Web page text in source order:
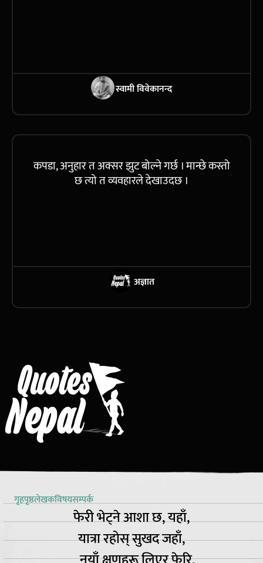
स्वामी विवेकानन्द
कपडा, अनुहार त अक्सर झुट बोल्ने गर्छ । मान्छे कस्तो
छ त्यो त व्यवहारले देखाउदछ ।
अज्ञात
गृहपृष्ठलेखकविषयसम्पर्क
फेरी भेट्ने आशा छ, यहाँ,
यात्रा रहोस् सुखद जहाँ,